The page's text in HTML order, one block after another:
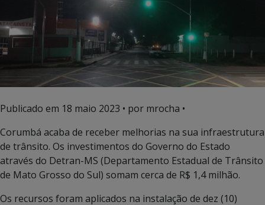
Publicado em 18 maio 2023 • por mrocha •
Corumbá acaba de receber melhorias na sua infraestrutura
de trânsito. Os investimentos do Governo do Estado
através do Detran-MS (Departamento Estadual de Trânsito
de Mato Grosso do Sul) somam cerca de R$ 1,4 milhão.
Os recursos foram aplicados na instalação de dez (10)